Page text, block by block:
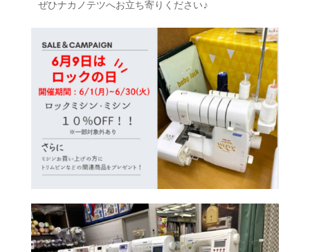
ぜひナカノテツへお立ち寄りください♪